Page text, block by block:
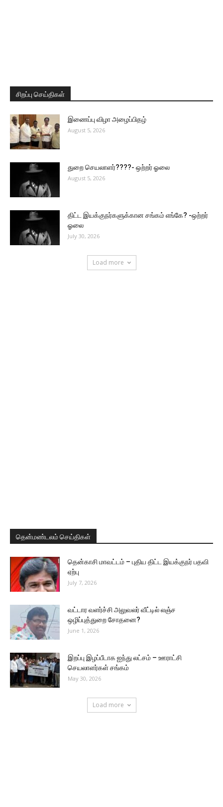
சிறப்பு செய்திகள்
இணைப்பு விழா அழைப்பிதழ்
August 5, 2026
துறை செயலாளர்????- ஒற்றர் ஓலை
August 5, 2026
திட்ட இயக்குநர்களுக்கான சங்கம் எங்கே? -ஒற்றர்
ஓலை
July 30, 2026
Load more
தென்மண்டலம் செய்திகள்
தென்காசி மாவட்டம் – புதிய திட்ட இயக்குநர் பதவி
ஏற்பு
July 7, 2026
வட்டார வளர்ச்சி அலுவலர் வீட்டில் லஞ்ச
ஒழிப்புத்துறை சோதனை?
June 1, 2026
இறப்பு இழப்பீடாக ஐந்து லட்சம் – ஊராட்சி
செயலாளர்கள் சங்கம்
May 30, 2026
Load more